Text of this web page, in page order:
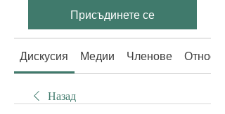
Присъдинете се
Дискусия Медии Членове Относно
Назад